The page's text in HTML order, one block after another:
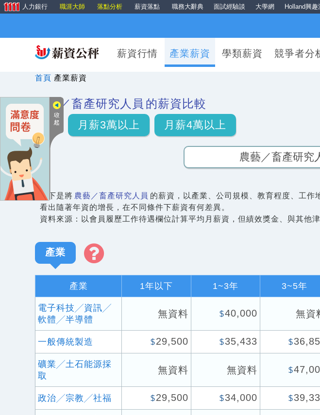
人力銀行 職涯大師 落點分析 薪資落點 職務大辭典 面試經驗談 大學網 Holland興趣
薪資行情 產業薪資 學類薪資 競爭者分
首頁 產業薪資
農藝／畜產研究人員 的薪資比較
月薪3萬以上 月薪4萬以上
以下是將 農藝／畜產研究人員 的薪資，以產業、公司規模、教育程度、工作
看出隨著年資的增長，在不同條件下薪資有何差異。
資料來源：以會員履歷工作待遇欄位計算平均月薪資，但績效獎金、與其他
產業
產業 1年以下 1~3年 3~5年
電子科技╱資訊╱
軟體╱半導體
無資料 $40,000 無資
一般傳統製造 $29,500 $35,433 $
礦業╱土石能源採
取
無資料 無資料 $
政治╱宗教╱社福 $29,500 $34,000 $